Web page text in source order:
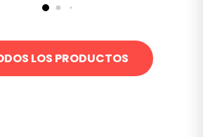
LOS PRODUCTOS